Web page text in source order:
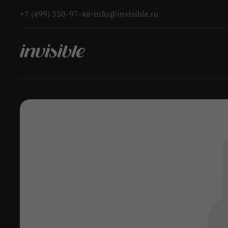
+7 (499) 350-97-46 info@invisible.ru